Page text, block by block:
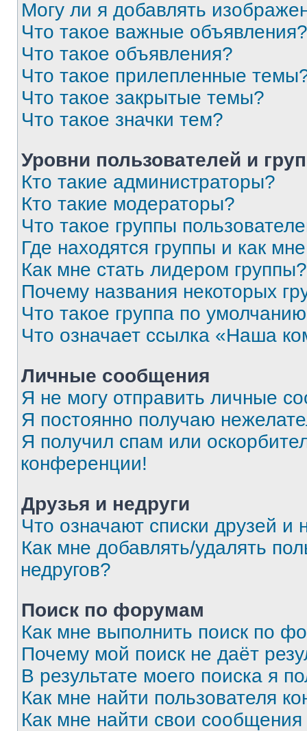
Могу ли я добавлять
Что такое важные объявления?
Что такое объявления?
Что такое прилепленные
Что такое закрытые темы?
Что такое значки тем?
Уровни пользователей и
Кто такие администраторы?
Кто такие модераторы?
Что такое группы
Где находятся группы и как
Как мне стать лидером группы?
Почему названия некоторых
Что такое группа по
Что означает ссылка «Наша
Личные сообщения
Я не могу отправить личные
Я постоянно получаю
Я получил спам или
конференции!
Друзья и недруги
Что означают списки друзей и
Как мне добавлять/удалять
недругов?
Поиск по форумам
Как мне выполнить поиск по
Почему мой поиск не даёт
В результате моего поиска я
Как мне найти пользователя
Как мне найти свои